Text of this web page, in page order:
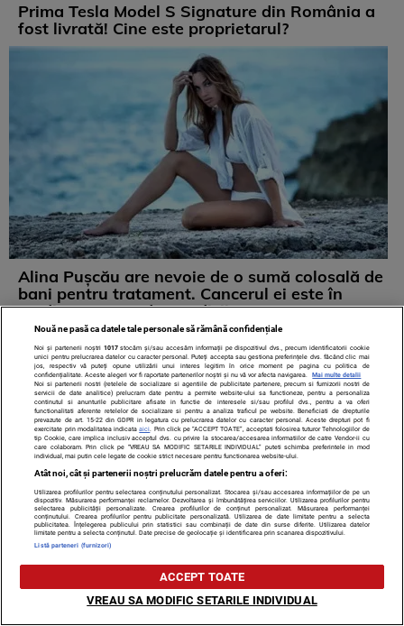
Prima Tesla Model S Signature din România a
fost livrată! Cine este proprietarul?
Alina Pușcău are nevoie de o sumă colosală de
bani pentru tratament. Cancerul ei este în
stadiu avansat, dar medicii ...
Nouă ne pasă ca datele tale personale să rămână confidențiale
Noi și partenerii noștri 1017stocăm și/sau accesăm informații pe dispozitivul dvs., precum identificatorii cookie
unici pentru prelucrarea datelor cu caracter personal. Puteți accepta sau gestiona preferințele dvs. făcând clic mai
jos, respectiv vă puteți opune utilizării unui interes legitim în orice moment pe pagina cu politica de
confidențialitate. Aceste alegeri vor fi raportate partenerilor noștri și nu vă vor afecta navigarea.
Mai multe detalii
Noi si partenerii nostri (retelele de socializare si agentiile de publicitate partenere, precum si furnizorii nostri de
servicii de date analitice) prelucram date pentru a permite website-ului sa functioneze, pentru a personaliza
continutul si anunturile publicitare afisate in functie de interesele si/sau profilul dvs., pentru a va oferi
functionalitati aferente retelelor de socializare si pentru a analiza traficul pe website. Beneficiati de drepturile
prevazute de art. 15-22 din GDPR in legatura cu prelucrarea datelor cu caracter personal. Aceste drepturi pot fi
exercitate prin modalitatea indicataaici . Prin click pe “ACCEPT TOATE”, acceptati folosirea tuturor Tehnologiilor de
tip Cookie, care implica inclusiv acceptul dvs. cu privire la stocarea/accesarea informatiilor de catre Vendor-ii cu
care colaboram. Prin click pe “VREAU SA MODIFIC SETARILE INDIVIDUAL” puteti schimba preferintele in mod
individual, mai putin cele legate de cookie strict necesare pentru functionarea website-ului.
Atât noi, cât și partenerii noștri prelucrăm datele pentru a oferi:
Utilizarea profilurilor pentru selectarea conținutului personalizat. Stocarea și/sau accesarea informațiilor de pe un
dispozitiv. Măsurarea performanței reclamelor. Dezvoltarea și îmbunătățirea serviciilor. Utilizarea profilurilor pentru
selectarea publicității personalizate. Crearea profilurilor de conținut personalizat. Măsurarea performanței
conținutului. Crearea profilurilor pentru publicitate personalizată. Utilizarea de date limitate pentru a selecta
publicitatea. Înțelegerea publicului prin statistici sau combinații de date din surse diferite. Utilizarea datelor
limitate pentru a selecta conținutul. Date precise de geolocație și identificarea prin scanarea dispozitivului.
Listă parteneri (furnizori)
ACCEPT TOATE
VREAU SA MODIFIC SETARILE INDIVIDUAL